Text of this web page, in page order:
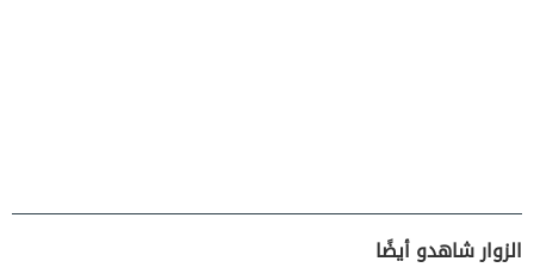
الزوار شاهدو أيضًا